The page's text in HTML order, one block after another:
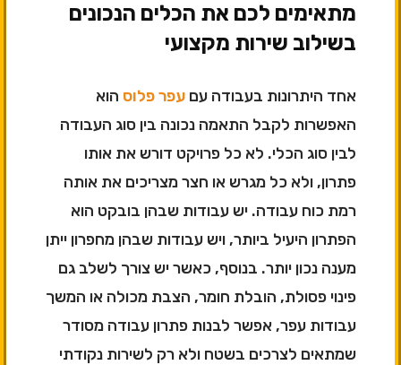
מתאימים לכם את הכלים הנכונים
בשילוב שירות מקצועי
אחד היתרונות בעבודה עםעפר פלוס הוא
האפשרות לקבל התאמה נכונה בין סוג העבודה
לבין סוג הכלי. לא כל פרויקט דורש את אותו
פתרון, ולא כל מגרש או חצר מצריכים את אותה
רמת כוח עבודה. יש עבודות שבהן בובקט הוא
הפתרון היעיל ביותר, ויש עבודות שבהן מחפרון ייתן
מענה נכון יותר. בנוסף, כאשר יש צורך לשלב גם
פינוי פסולת, הובלת חומר, הצבת מכולה או המשך
עבודות עפר, אפשר לבנות פתרון עבודה מסודר
שמתאים לצרכים בשטח ולא רק לשירות נקודתי